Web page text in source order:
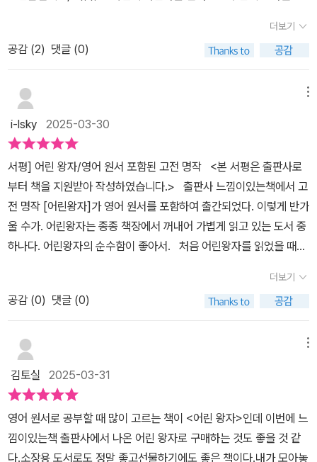
때 처음 읽었어요.어렸을 때는 무슨 의미인지 이해하지 못했었는데
요, 성인이 되어 다시 읽으니 생텍쥐페리의 은유적 비유들이 와 닿기
시작했습니다. 오랜 시간이 지난 뒤에 다시 읽어도 새롭고 많은 사람
기의 도서 100권에 선정되었고, 죽기 전에 읽어야 할 고전으로 문학
적 가치를 인정받았습니다. <어린왕자>가 고전으로 불리는 이유는,
인생이라는 사막 한가운데서 감춰진 우물(아름다움)을 보게 하고,
인생에서 만나는 거대한 벽을 용감하게 맞서 그 벽을 넘게 하는 아름
다운 문장들이 있기 때문일 것입니다. 또한, 어린왕자가 별에서 만나
는 인물들을 통해 사랑, 명예, 돈, 허영 등을 은유적으로 비판하며, 우
리가 소중히 여겨야 할 것은 보이지 않는 것들임을 가르쳐줍니다. 생
텍쥐페리의 <어린왕자>에는 꽃, 여우 뿐만 아니라 다양한 인물들이
등장합니다. 어린왕자가 여행하면서 만나게 되는 장사꾼, 왕, 사업
합니다. 여기서 우리는 다양한 '나'의 모습을 만납니다. 부자가 되려
고 계산기를 두드리며 이해타산을 먼저 따지는 장사꾼의 모습일 때도
있고, 타인의 박수 갈채를 갈망하는 허영쟁이이거나, 쉬지 않고 의
미 없는 일을 하며 자신을 끊임없이 괴롭히는 점등인의 모습이 보이
기도 합니다. 저는 어렸을 때는 이 내용이 잘 공감되지 않았었는데
요, 사회생활을 하며 산전수전 겪어 보니 알고 싶지 않은 사회의 모
더보기
공감 (2) 댓글 (0)
i-lsky 2025-03-30
서평] 어린 왕자/영어 원서 포함된 고전 명작 <본 서평은 출판사로
부터 책을 지원받아 작성하였습니다.> 출판사 느낌이있는책에서 고
전 명작 [어린왕자]가 영어 원서를 포함하여 출간되었다. 이렇게 반가
울 수가. 어린왕자는 종종 책장에서 꺼내어 가볍게 읽고 있는 도서 중
하나다. 어린왕자의 순수함이 좋아서. 처음 어린왕자를 읽었을 때는
종래에는 어린왕자의 마지막을 덮으면서 통곡을 하기도 했었다. 그
의미를 알게 되었다는 건 내가 어른이 되었기 때문은 아니었을까?
순수한 마음을 가지고 있는 어린왕자가 자신의 별을 떠나 여행을 하
면서 만나게 되는 인물들(허영심 많은 왕과 주정뱅이, 사업가, 가로등
우리들에게 우리가 놓치고 있는 어떤 사실들에 대해 다시 살피게 하
는 시간을 준다. 느낌이있는책 출판사를 통해 만나게 된 [어린왕자]
는 일러스트가 함께 수록되어 있어 천천히 감정을 담아 읽기 좋다. 어
린왕자에 담긴 그림들은 내용의 흐름과 함께 빠지면 섭섭하기 까지
더보기
공감 (0) 댓글 (0)
김토실 2025-03-31
영어 원서로 공부할 때 많이 고르는 책이 <어린 왕자>인데 이번에 느
낌이있는책 출판사에서 나온 어린 왕자로 구매하는 것도 좋을 것 같
다.​소장용 도서로도 정말 좋고선물하기에도 좋은 책이다.내가 모아놓